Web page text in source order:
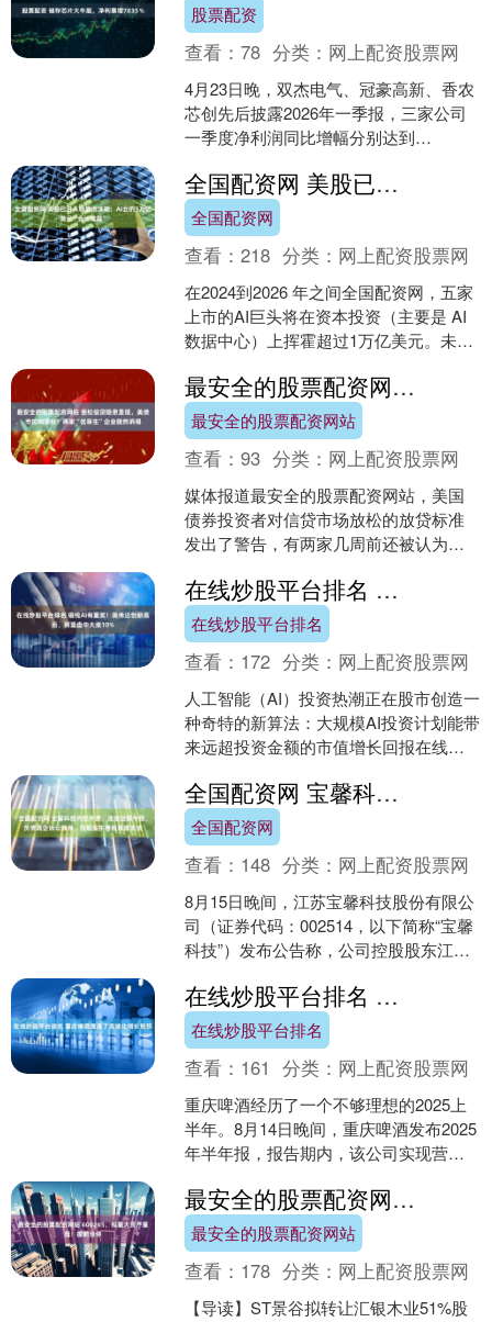
股票配资
查看：78 分类： 网上配资股票网
4月23日晚，双杰电气、冠豪高新、香农
芯创先后披露2026年一季报，三家公司
一季度净利润同比增幅分别达到
全国配资网 美股已进入明显泡沫期：AI云的3万亿美元“会计难题”
全国配资网
查看：218 分类： 网上配资股票网
在2024到2026 年之间全国配资网，五家
上市的AI巨头将在资本投资（主要是 AI
数据中心）上挥霍超过1万亿美元。未来
的....
最安全的股票配资网站 宽松信贷隐患显现，美债市拉响警报！两家“优等生”企业骤然坍塌
最安全的股票配资网站
查看：93 分类： 网上配资股票网
媒体报道最安全的股票配资网站，美国
债券投资者对信贷市场放松的放贷标准
发出了警告，有两家几周前还被认为状
月初，次级车贷公司Tr....
在线炒股平台排名 砸钱AI有重奖！英伟达创新高后，阿里盘中大涨10%
在线炒股平台排名
查看： 172 分类： 网上配资股票网
人工智能（AI）投资热潮正在股市创造一
种奇特的新算法：大规模AI投资计划能带
来远超投资金额的市值增长回报在线炒
OpenAI投....
全国配资网 宝馨科技内忧外患，连续巨额亏损，负债高企诉讼缠身，控股股东持股再遭冻结
全国配资网
查看： 148 分类： 网上配资股票网
8月15日晚间，江苏宝馨科技股份有限公
司（证券代码：002514，以下简称“宝馨
科技”）发布公告称，公司控股股东江苏
称“江苏立青....
在线炒股平台排名 重庆啤酒遭遇了高端化增长瓶颈
在线炒股平台排名
查看： 161 分类： 网上配资股票网
重庆啤酒经历了一个不够理想的2025上
半年。8月14日晚间，重庆啤酒发布2025
年半年报，报告期内，该公司实现营业
归....
最安全的股票配资网站 600265，拟重大资产重组！提前涨停
最安全的股票配资网站
查看： 178 分类： 网上配资股票网
【导读】ST景谷拟转让汇银木业51%股